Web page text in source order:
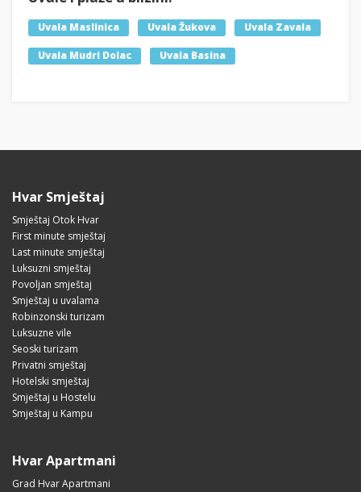
Uvala Maslinica Uvala Žukova Uvala Zavala
Uvala Mudri Dolac Uvala Basina
Hvar Smještaj
Smještaj Otok Hvar
First minute smještaj
Last minute smještaj
Luksuzni smještaj
Povoljan smještaj
Smještaj u uvalama
Robinzonski turizam
Luksuzne vile
Seoski turizam
Privatni smještaj
Hotelski smještaj
Smještaj u Hostelu
Smještaj u Kampu
Hvar Apartmani
Grad Hvar Apartmani